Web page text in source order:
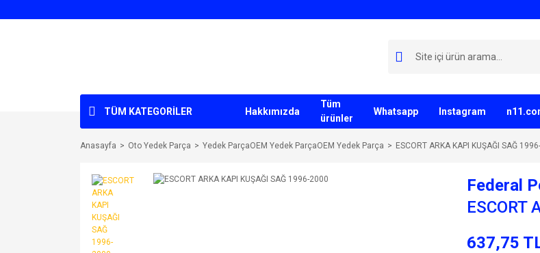
TÜM KATEGORİLER Hakkımızda
Tüm
ürünler
Whatsapp Instagram
Anasayfa Oto Yedek Parça Yedek ParçaOEM Yedek ParçaOEM Yedek Parça ESCORT ARKA KAPI KUŞAĞI SAĞ
Federal
ESCORT
637,75